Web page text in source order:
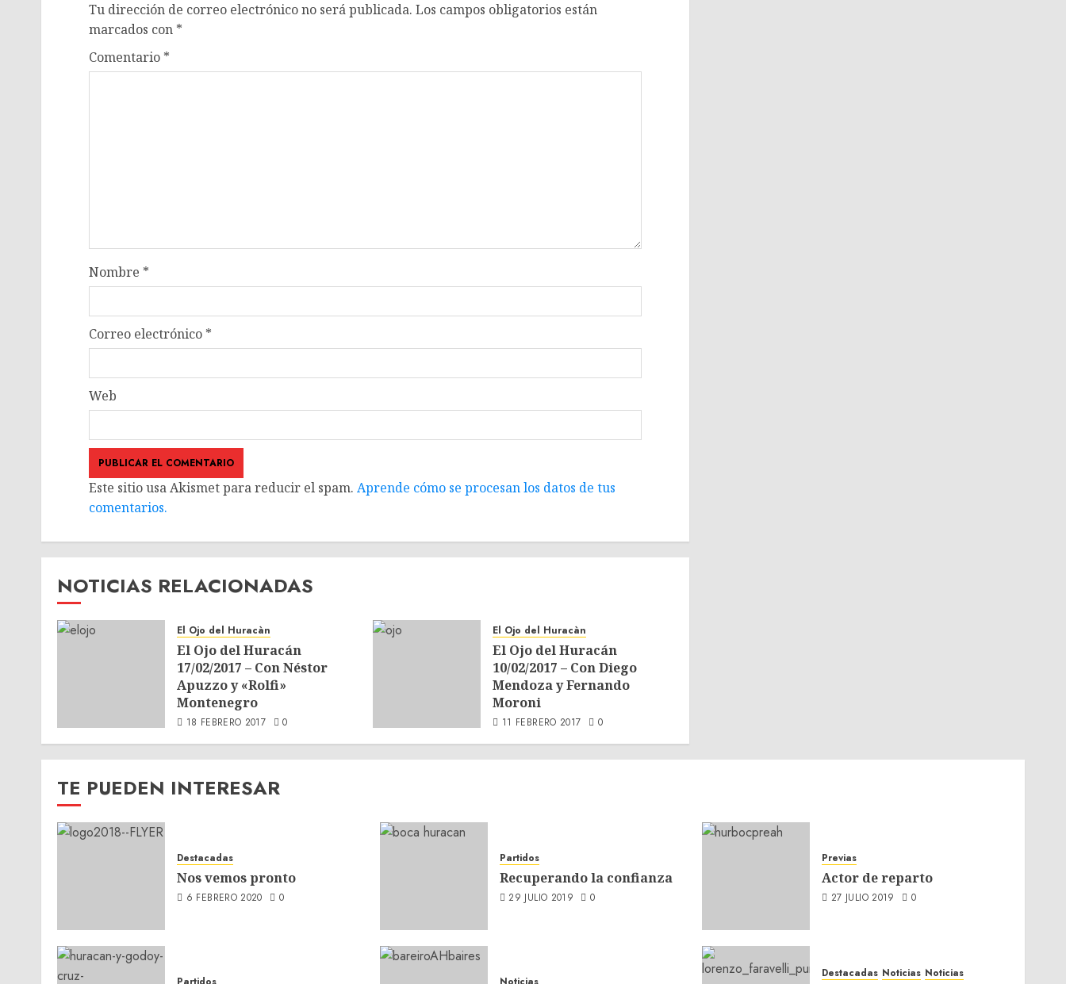
Tu dirección de correo electrónico no será publicada. Los campos obligatorios están
marcados con *
Comentario *
Nombre *
Correo electrónico *
Web
Este sitio usa Akismet para reducir el spam. Aprende cómo se procesan los datos de tus
comentarios.
NOTICIAS RELACIONADAS
El Ojo del Huracàn
El Ojo del Huracán
17/02/2017 – Con Néstor
Apuzzo y «Rolfi»
Montenegro
18 FEBRERO 2017 0
El Ojo del Huracàn
El Ojo del Huracán
10/02/2017 – Con Diego
Mendoza y Fernando
Moroni
11 FEBRERO 2017 0
TE PUEDEN INTERESAR
Destacadas
Nos vemos pronto
6 FEBRERO 2020 0
Partidos
Recuperando la confianza
29 JULIO 2019 0
Previas
Actor de reparto
27 JULIO 2019 0
Destacadas Noticias Noticias